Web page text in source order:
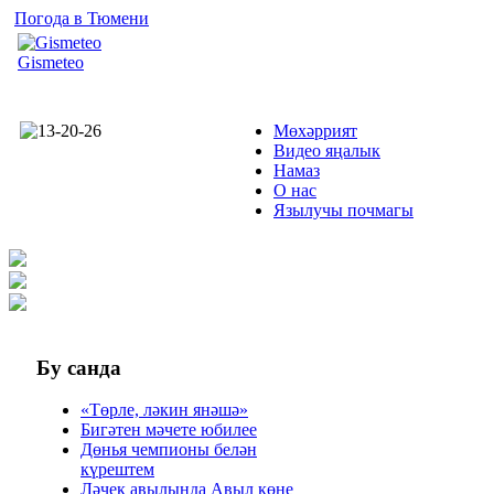
Погода в Тюмени
Gismeteo
Мөхәррият
Видео яңалык
Намаз
О нас
Язылучы почмагы
Бу санда
«Төрле, ләкин янәшә»
Бигәтен мәчете юбилее
Дөнья чемпионы белән
күрештем
Ләчек авылында Авыл көне